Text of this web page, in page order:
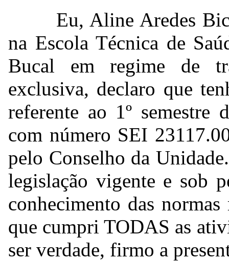
Eu, Aline Aredes
na Escola Técnica de
Bucal em regime de
exclusiva, declaro que
referente ao 1º semestre
com número SEI
pelo Conselho da
legislação vigente e sob
conhecimento das
que cumpri TODAS as
ser verdade, firmo a